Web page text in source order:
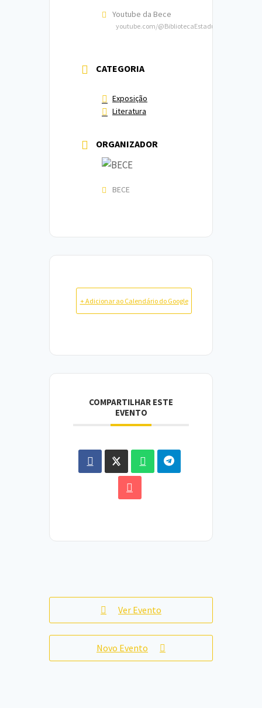
Youtube da Bece
youtube.com/@BibliotecaEstadualdoCeara
CATEGORIA
Exposição
Literatura
ORGANIZADOR
BECE
+ Adicionar ao Calendário do Google
COMPARTILHAR ESTE
EVENTO
Ver Evento
Novo Evento